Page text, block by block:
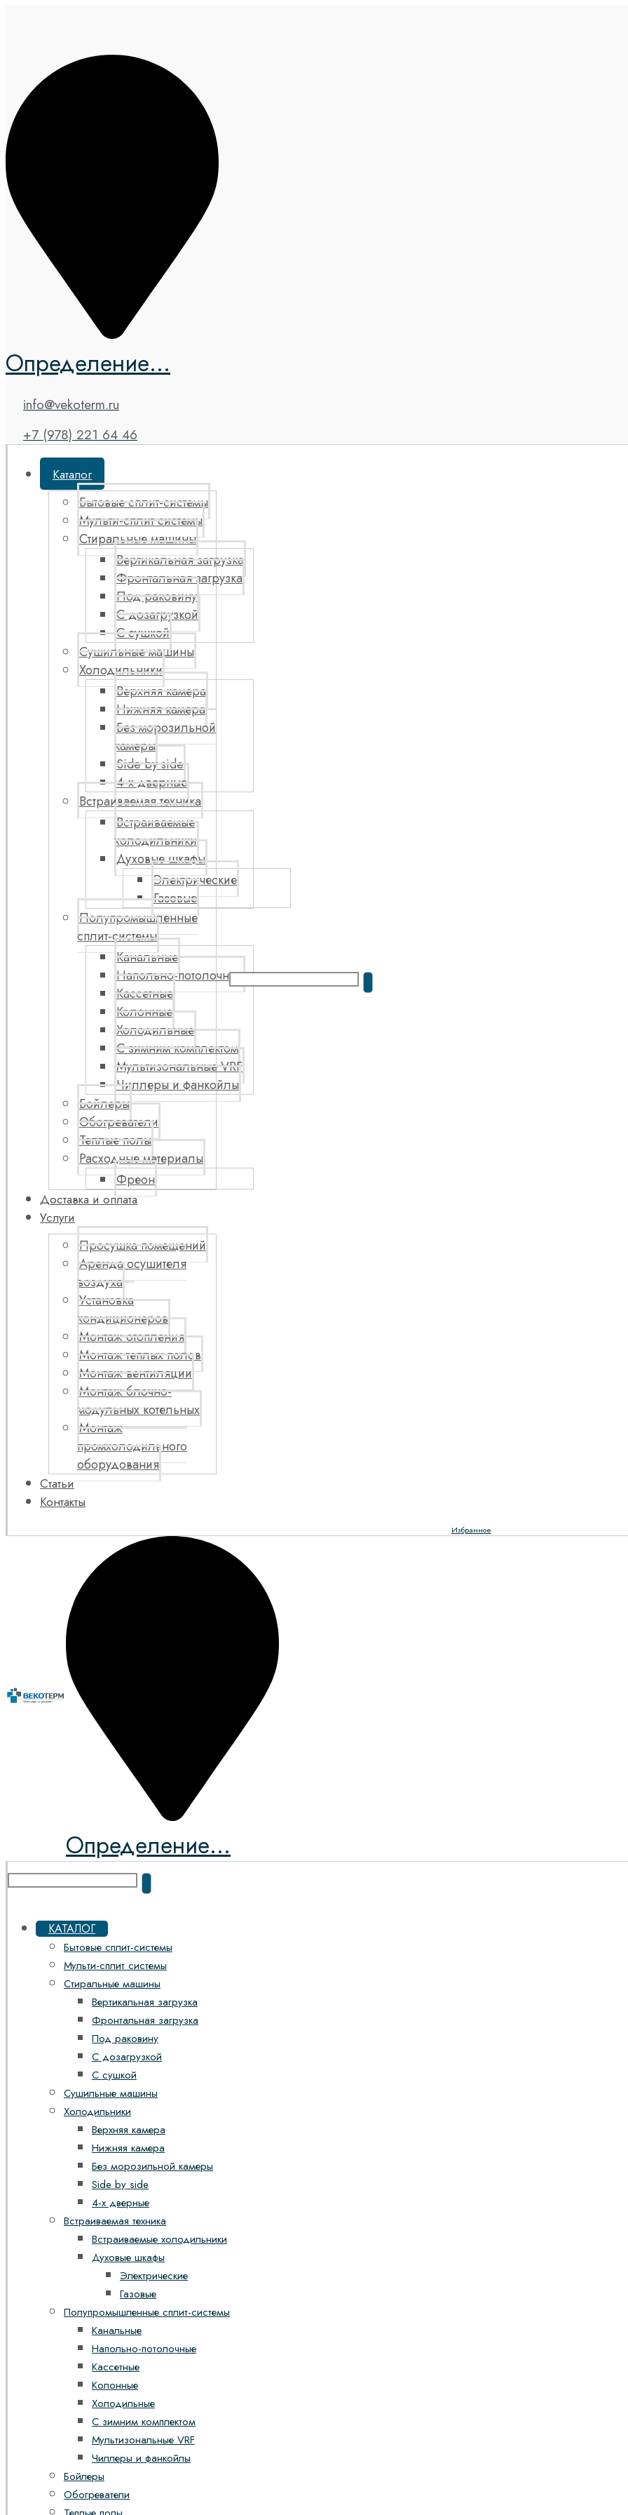
Определение...
info@vekoterm.ru
+7 (978) 221 64 46
Каталог
Бытовые сплит-системы
Мульти-сплит системы
Стиральные машины
Вертикальная загрузка
Фронтальная загрузка
Под раковину
С дозагрузкой
С сушкой
Сушильные машины
Холодильники
Верхняя камера
Нижняя камера
Без морозильной
камеры
Side by side
4-х дверные
Встраиваемая техника
Встраиваемые
холодильники
Духовые шкафы
Электрические
Газовые
Полупромышленные
сплит-системы
Канальные
Напольно-потолочные
Кассетные
Колонные
Холодильные
С зимним комплектом
Мультизональные VRF
Чиллеры и фанкойлы
Бойлеры
Обогреватели
Теплые полы
Расходные материалы
Фреон
Доставка и оплата
Услуги
Просушка помещений
Аренда осушителя
воздуха
Установка
кондиционеров
Монтаж отопления
Монтаж теплых полов
Монтаж вентиляции
Монтаж блочно-
модульных котельных
Монтаж
промхолодильного
оборудования
Статьи
Контакты
Избранное
Определение...
КАТАЛОГ
Бытовые сплит-системы
Мульти-сплит системы
Стиральные машины
Вертикальная загрузка
Фронтальная загрузка
Под раковину
С дозагрузкой
С сушкой
Сушильные машины
Холодильники
Верхняя камера
Нижняя камера
Без морозильной камеры
Side by side
4-х дверные
Встраиваемая техника
Встраиваемые холодильники
Духовые шкафы
Электрические
Газовые
Полупромышленные сплит-системы
Канальные
Напольно-потолочные
Кассетные
Колонные
Холодильные
С зимним комплектом
Мультизональные VRF
Чиллеры и фанкойлы
Бойлеры
Обогреватели